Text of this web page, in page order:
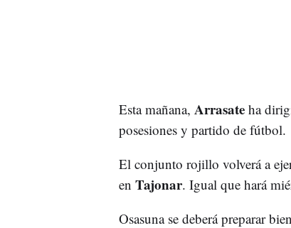
Esta mañana, Arrasate ha
posesiones y partido de fútbol.
El conjunto rojillo volverá a
en Tajonar. Igual que hará
Osasuna se deberá preparar